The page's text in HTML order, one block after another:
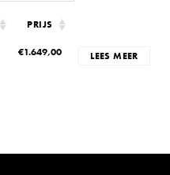
PRIJS
€1.649,00 LEES MEER